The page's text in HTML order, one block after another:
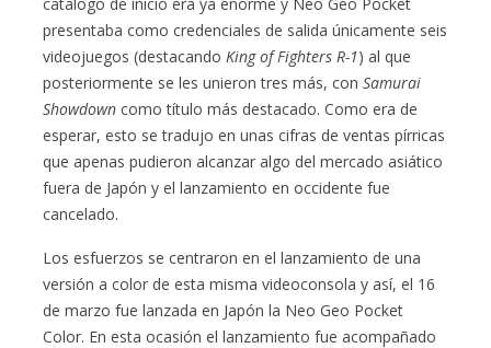
presentaba como credenciales de salida únicamente seis
videojuegos (destacando King of Fighters R-1) al que
posteriormente se les unieron tres más, conSamurai
Showdown como título más destacado. Como era de
esperar, esto se tradujo en unas cifras de ventas pírricas
que apenas pudieron alcanzar algo del mercado asiático
fuera de Japón y el lanzamiento en occidente fue
cancelado.
Los esfuerzos se centraron en el lanzamiento de una
versión a color de esta misma videoconsola y así, el 16
de marzo fue lanzada en Japón la Neo Geo Pocket
Color. En esta ocasión el lanzamiento fue acompañado